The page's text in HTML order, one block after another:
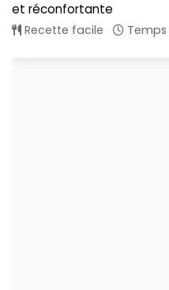
et réconfortante
Recette facile